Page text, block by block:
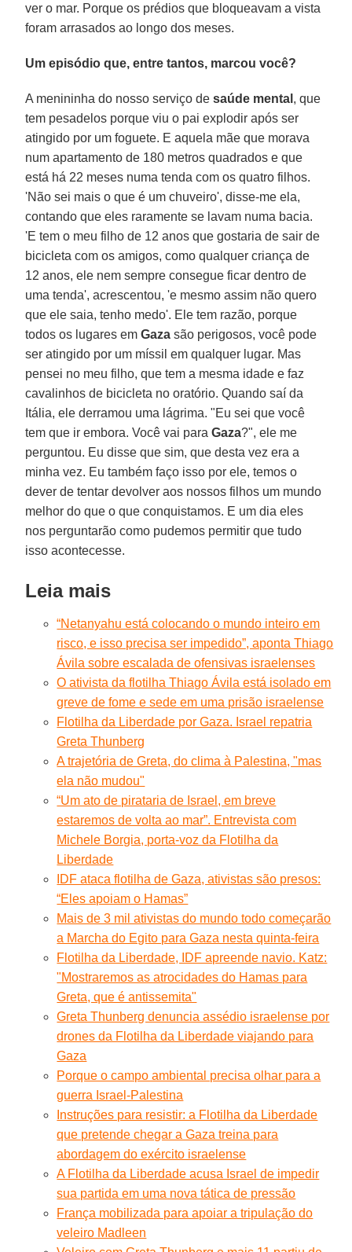
ver o mar. Porque os prédios que bloqueavam a vista
foram arrasados ​​ao longo dos meses.
Um episódio que, entre tantos, marcou você?
A menininha do nosso serviço de saúde mental , que
tem pesadelos porque viu o pai explodir após ser
atingido por um foguete. E aquela mãe que morava
num apartamento de 180 metros quadrados e que
está há 22 meses numa tenda com os quatro filhos.
'Não sei mais o que é um chuveiro', disse-me ela,
contando que eles raramente se lavam numa bacia.
'E tem o meu filho de 12 anos que gostaria de sair de
bicicleta com os amigos, como qualquer criança de
12 anos, ele nem sempre consegue ficar dentro de
uma tenda', acrescentou, 'e mesmo assim não quero
que ele saia, tenho medo'. Ele tem razão, porque
todos os lugares em Gaza são perigosos, você pode
ser atingido por um míssil em qualquer lugar. Mas
pensei no meu filho, que tem a mesma idade e faz
cavalinhos de bicicleta no oratório. Quando saí da
Itália, ele derramou uma lágrima. "Eu sei que você
tem que ir embora. Você vai paraGaza?", ele me
perguntou. Eu disse que sim, que desta vez era a
minha vez. Eu também faço isso por ele, temos o
dever de tentar devolver aos nossos filhos um mundo
melhor do que o que conquistamos. E um dia eles
nos perguntarão como pudemos permitir que tudo
isso acontecesse.
Leia mais
“Netanyahu está colocando o mundo inteiro em
risco, e isso precisa ser impedido”, aponta Thiago
Ávila sobre escalada de ofensivas israelenses
O ativista da flotilha Thiago Ávila está isolado em
greve de fome e sede em uma prisão israelense
Flotilha da Liberdade por Gaza. Israel repatria
Greta Thunberg
A trajetória de Greta, do clima à Palestina, "mas
ela não mudou"
“Um ato de pirataria de Israel, em breve
estaremos de volta ao mar”. Entrevista com
Michele Borgia, porta-voz da Flotilha da
Liberdade
IDF ataca flotilha de Gaza, ativistas são presos:
“Eles apoiam o Hamas”
Mais de 3 mil ativistas do mundo todo começarão
a Marcha do Egito para Gaza nesta quinta-feira
Flotilha da Liberdade, IDF apreende navio. Katz:
"Mostraremos as atrocidades do Hamas para
Greta, que é antissemita"
Greta Thunberg denuncia assédio israelense por
drones da Flotilha da Liberdade viajando para
Gaza
Porque o campo ambiental precisa olhar para a
guerra Israel-Palestina
Instruções para resistir: a Flotilha da Liberdade
que pretende chegar a Gaza treina para
abordagem do exército israelense
A Flotilha da Liberdade acusa Israel de impedir
sua partida em uma nova tática de pressão
França mobilizada para apoiar a tripulação do
veleiro Madleen